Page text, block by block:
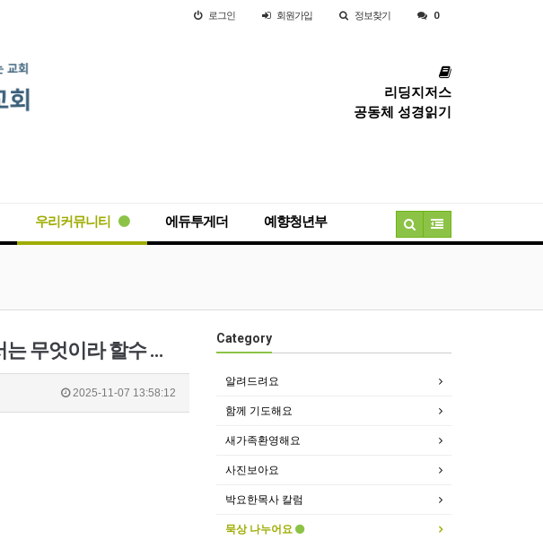
로그인 회원가입 정보찾기 0
리딩지저스
공동체 성경읽기
우리커뮤니티 에듀투게더 예향청년부
가나 혼인 잔치집에 포도주는... 성도에 살아가는 나의 일상의 삶속에서는 무엇이라 할수 있을까?
2025-11-07 13:58:12
Category
알려드려요
함께 기도해요
새가족환영해요
사진보아요
박요한목사 칼럼
묵상 나누어요